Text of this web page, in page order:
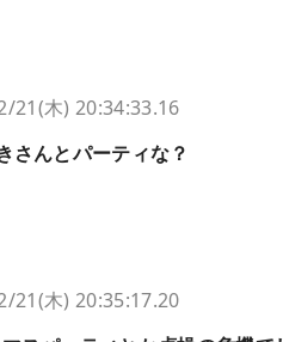
21(木) 20:34:33.16
さんとパーティな？
21(木) 20:35:17.20